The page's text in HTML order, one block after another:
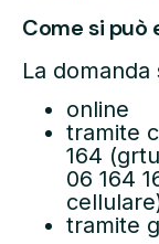
Come si
La
online
tramite
164
06 164
tramite